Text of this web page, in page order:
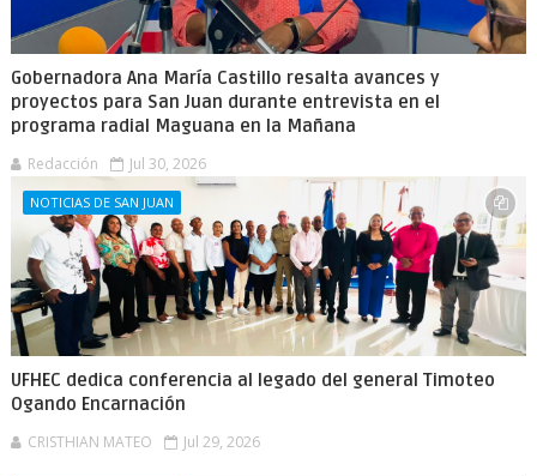
Gobernadora Ana María Castillo resalta avances y
proyectos para San Juan durante entrevista en el
programa radial Maguana en la Mañana
Redacción Jul 30, 2026
NOTICIAS DE SAN JUAN
UFHEC dedica conferencia al legado del general Timoteo
Ogando Encarnación
CRISTHIAN MATEO Jul 29, 2026